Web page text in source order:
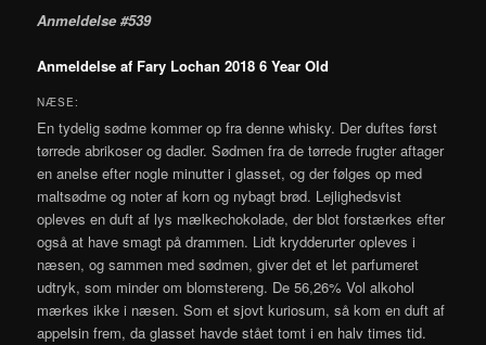
Anmeldelse #539
Anmeldelse af Fary Lochan 2018 6 Year Old
NÆSE:
En tydelig sødme kommer op fra denne whisky. Der duftes først
tørrede abrikoser og dadler. Sødmen fra de tørrede frugter aftager
en anelse efter nogle minutter i glasset, og der følges op med
maltsødme og noter af korn og nybagt brød. Lejlighedsvist
opleves en duft af lys mælkechokolade, der blot forstærkes efter
også at have smagt på drammen. Lidt krydderurter opleves i
næsen, og sammen med sødmen, giver det et let parfumeret
udtryk, som minder om blomstereng. De 56,26% Vol alkohol
mærkes ikke i næsen. Som et sjovt kuriosum, så kom en duft af
appelsin frem, da glasset havde stået tomt i en halv times tid.